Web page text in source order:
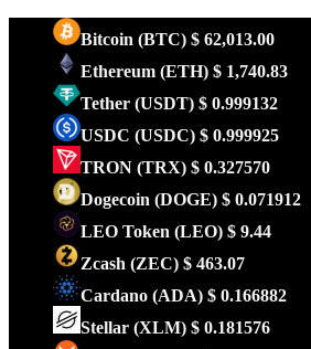
Bitcoin (BTC) $ 62,013.00
Ethereum (ETH) $ 1,740.83
Tether (USDT) $ 0.999132
USDC (USDC) $ 0.999925
TRON (TRX) $ 0.327570
Dogecoin (DOGE) $ 0.071912
LEO Token (LEO) $ 9.44
Zcash (ZEC) $ 463.07
Cardano (ADA) $ 0.166882
Stellar (XLM) $ 0.181576